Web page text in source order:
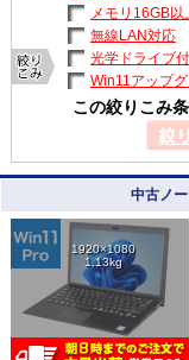
メモリ16GB以
無線LAN対応
光学ドライブ
Win11アップ
この絞りこみ
中古ノ
1920×1080
1.13kg